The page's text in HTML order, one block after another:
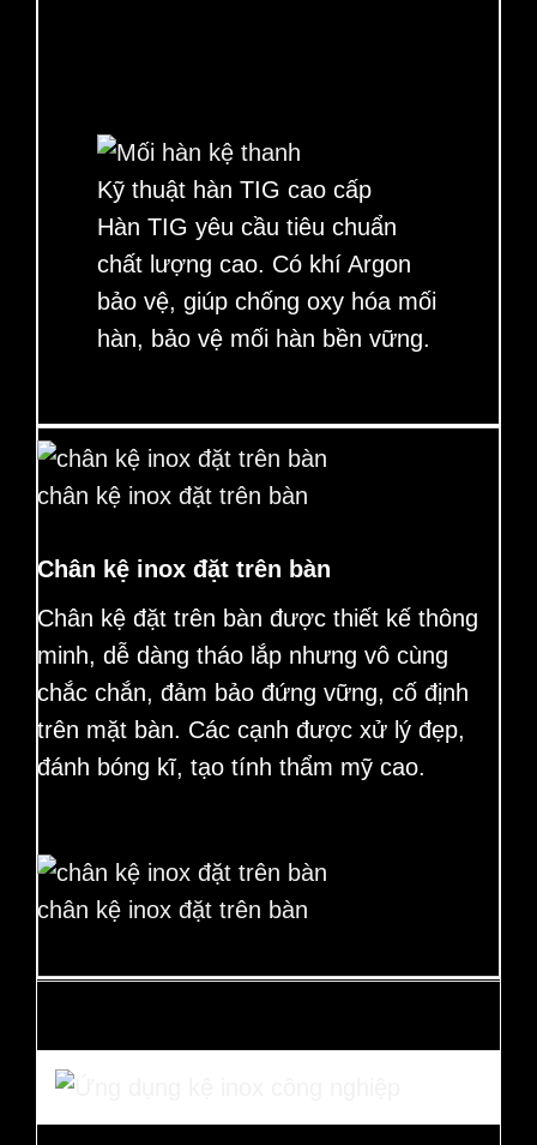
Kỹ thuật hàn TIG cao cấp
Hàn TIG yêu cầu tiêu chuẩn
chất lượng cao. Có khí Argon
bảo vệ, giúp chống oxy hóa mối
hàn, bảo vệ mối hàn bền vững.
chân kệ inox đặt trên bàn
Chân kệ inox đặt trên bàn
Chân kệ đặt trên bàn được thiết kế thông
minh, dễ dàng tháo lắp nhưng vô cùng
chắc chắn, đảm bảo đứng vững, cố định
trên mặt bàn. Các cạnh được xử lý đẹp,
đánh bóng kĩ, tạo tính thẩm mỹ cao.
chân kệ inox đặt trên bàn